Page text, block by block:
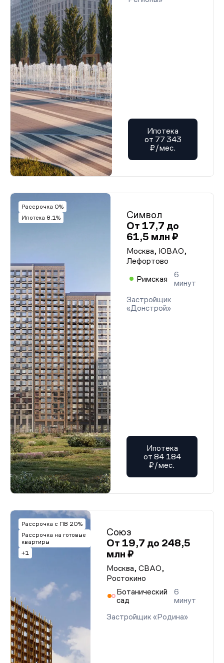
Ипотека
от 77 343
₽/мес.
Рассрочка 0%
Ипотека 8.1%
Символ
От 17,7 до
61,5 млн ₽
Москва, ЮВАО,
Лефортово
Римская
6
минут
Застройщик
«Донстрой»
Ипотека
от 84 184
₽/мес.
Рассрочка с ПВ 20%
Рассрочка на готовые
квартиры
+1
Союз
От 19,7 до 248,5
млн ₽
Москва, СВАО,
Ростокино
Ботанический
сад
6
минут
Застройщик «Родина»